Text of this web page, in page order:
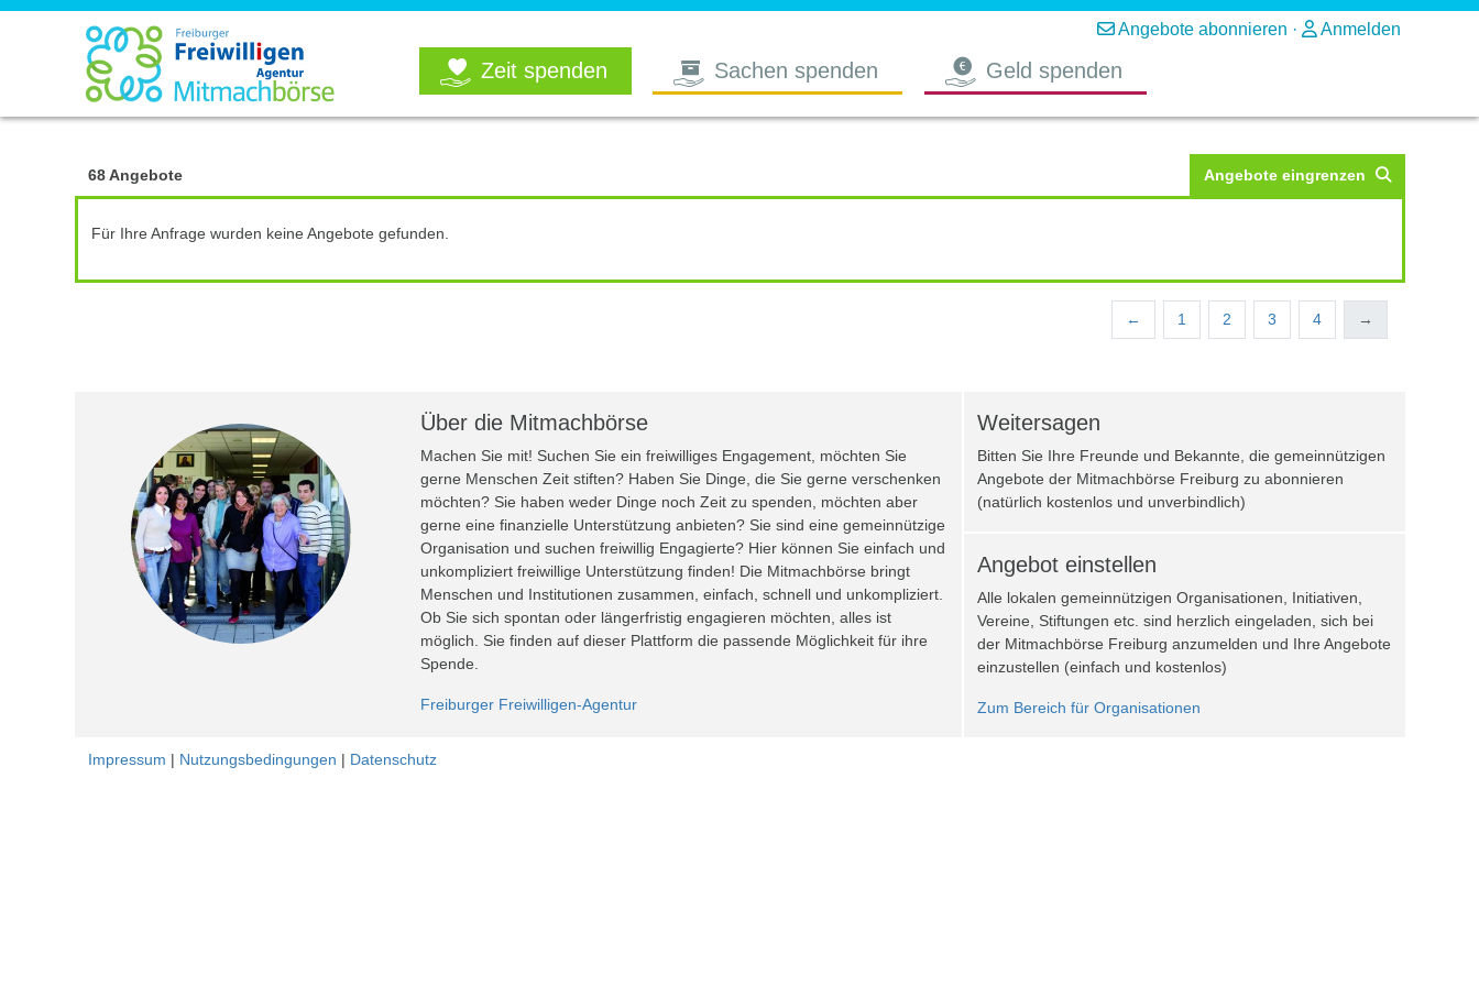
Angebote abonnieren · Anmelden
Zeit spenden Sachen spenden Geld spenden
68 Angebote Angebote eingrenzen
Für Ihre Anfrage wurden keine Angebote gefunden.
← 1 2 3 4 →
Über die Mitmachbörse
Machen Sie mit! Suchen Sie ein freiwilliges Engagement, möchten Sie
gerne Menschen Zeit stiften? Haben Sie Dinge, die Sie gerne verschenken
möchten? Sie haben weder Dinge noch Zeit zu spenden, möchten aber
gerne eine finanzielle Unterstützung anbieten? Sie sind eine gemeinnützige
Organisation und suchen freiwillig Engagierte? Hier können Sie einfach und
unkompliziert freiwillige Unterstützung finden! Die Mitmachbörse bringt
Menschen und Institutionen zusammen, einfach, schnell und unkompliziert.
Ob Sie sich spontan oder längerfristig engagieren möchten, alles ist
möglich. Sie finden auf dieser Plattform die passende Möglichkeit für ihre
Spende.
Freiburger Freiwilligen-Agentur
Weitersagen
Bitten Sie Ihre Freunde und Bekannte, die gemeinnützigen
Angebote der Mitmachbörse Freiburg zu abonnieren
(natürlich kostenlos und unverbindlich)
Angebot einstellen
Alle lokalen gemeinnützigen Organisationen, Initiativen,
Vereine, Stiftungen etc. sind herzlich eingeladen, sich bei
der Mitmachbörse Freiburg anzumelden und Ihre Angebote
einzustellen (einfach und kostenlos)
Zum Bereich für Organisationen
Impressum | Nutzungsbedingungen | Datenschutz